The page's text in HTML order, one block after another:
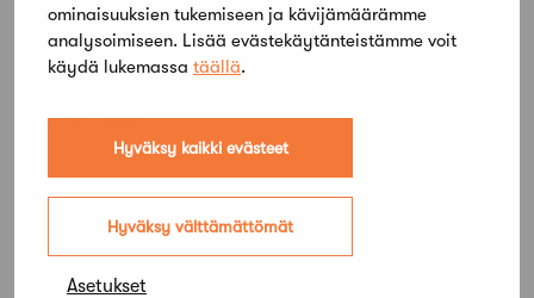
ominaisuuksien tukemiseen ja kävijämäärämme
analysoimiseen. Lisää evästekäytänteistämme voit
käydä lukemassa täällä.
Hyväksy kaikki evästeet
Hyväksy välttämättömät
Asetukset
Jaa artikkeli